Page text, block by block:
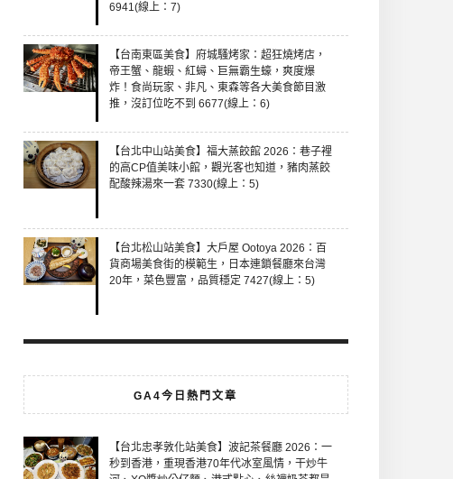
6941(線上：7)
【台南東區美食】府城騷烤家：超狂燒烤店，
帝王蟹、龍蝦、紅蟳、巨無霸生蠔，爽度爆
炸！食尚玩家、非凡、東森等各大美食節目激
推，沒訂位吃不到 6677(線上：6)
【台北中山站美食】福大蒸餃館 2026：巷子裡
的高CP值美味小館，觀光客也知道，豬肉蒸餃
配酸辣湯來一套 7330(線上：5)
【台北松山站美食】大戶屋 Ootoya 2026：百
貨商場美食街的模範生，日本連鎖餐廳來台灣
20年，菜色豐富，品質穩定 7427(線上：5)
GA4今日熱門文章
【台北忠孝敦化站美食】波記茶餐廳 2026：一
秒到香港，重現香港70年代冰室風情，干炒牛